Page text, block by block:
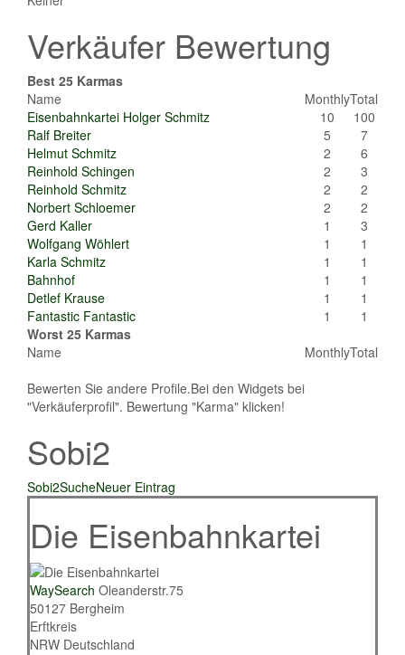
Verkäufer Bewertung
Best 25 Karmas
Name
MonthlyTotal
Eisenbahnkartei Holger Schmitz
10
100
Ralf Breiter
5
7
Helmut Schmitz
2
6
Reinhold Schingen
2
3
Reinhold Schmitz
2
2
Norbert Schloemer
2
2
Gerd Kaller
1
3
Wolfgang Wöhlert
1
1
Karla Schmitz
1
1
Bahnhof
1
1
Detlef Krause
1
1
Fantastic Fantastic
1
1
Worst 25 Karmas
Name
MonthlyTotal
Bewerten Sie andere Profile.Bei den Widgets bei
"Verkäuferprofil". Bewertung "Karma" klicken!
Sobi2
Sobi2SucheNeuer Eintrag
Die Eisenbahnkartei
WaySearch Oleanderstr.75
50127 Bergheim
Erftkreis
NRW Deutschland